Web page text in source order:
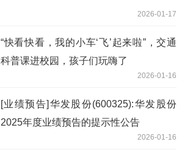
2026-01-17
“快看快看，我的小车‘飞’起来啦”，交通
科普课进校园，孩子们玩嗨了
2026-01-16
[业绩预告]华发股份(600325):华发股份
2025年度业绩预告的提示性公告
2026-01-16